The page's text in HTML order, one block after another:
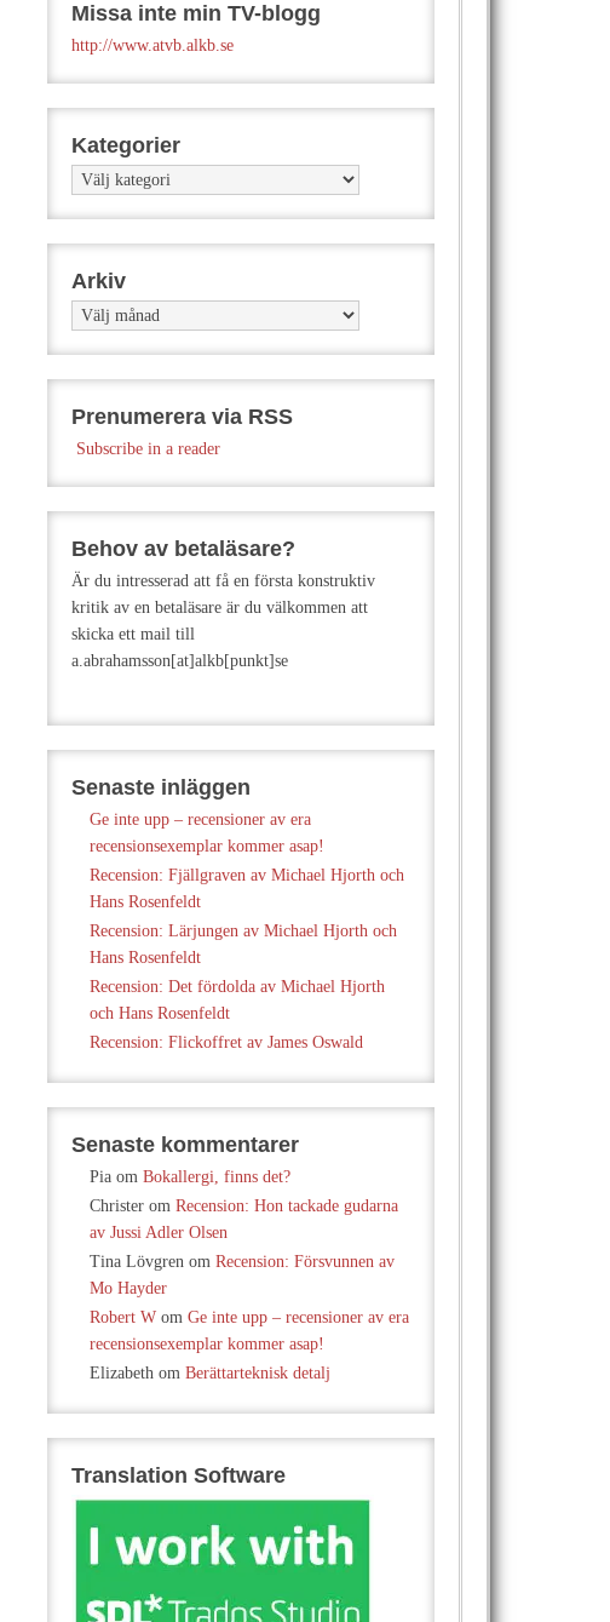
Missa inte min TV-blogg
http://www.atvb.alkb.se
Kategorier
Kategorier
Arkiv
Arkiv
Prenumerera via RSS
Subscribe in a reader
Behov av betaläsare?
Är du intresserad att få en första konstruktiv
kritik av en betaläsare är du välkommen att
skicka ett mail till
a.abrahamsson[at]alkb[punkt]se
Senaste inläggen
Ge inte upp – recensioner av era
recensionsexemplar kommer asap!
Recension: Fjällgraven av Michael Hjorth och
Hans Rosenfeldt
Recension: Lärjungen av Michael Hjorth och
Hans Rosenfeldt
Recension: Det fördolda av Michael Hjorth
och Hans Rosenfeldt
Recension: Flickoffret av James Oswald
Senaste kommentarer
Pia om Bokallergi, finns det?
Christer om Recension: Hon tackade gudarna
av Jussi Adler Olsen
Tina Lövgren om Recension: Försvunnen av
Mo Hayder
Robert W om Ge inte upp – recensioner av era
recensionsexemplar kommer asap!
Elizabeth om Berättarteknisk detalj
Translation Software